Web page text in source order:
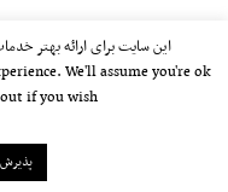
2000-2026©
این سایت برای ارائه بهتر
We'll assume you're ok
if you wish.
پذیرش Accept